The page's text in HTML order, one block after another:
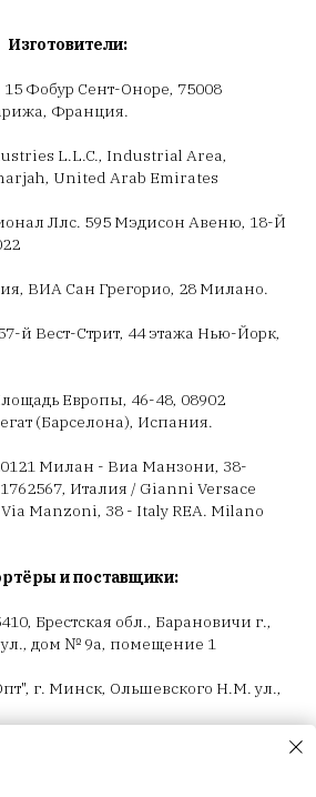
Изготовители:
Фобур Сент-Оноре, 75008
Франция.
L.L.C., Industrial Area,
United Arab Emirates
Ллс. 595 Мэдисон Авеню, 18-Й
ВИА Сан Грегорио, 28 Милано.
й Вест-Стрит, 44 этажа Нью-Йорк,
Европы, 46-48, 08902
(Барселона), Испания.
Милан - Виа Манзони, 38-
Италия / Gianni Versace
Manzoni, 38 - Italy REA. Milano
и поставщики:
Брестская обл., Барановичи г.,
дом № 9а, помещение 1
г. Минск, Ольшевского Н.М. ул.,